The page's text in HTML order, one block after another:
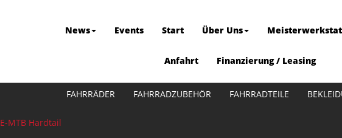
News Events Start Über Uns
Anfahrt Finanzierung / Leasing
FAHRRÄDER FAHRRADZUBEHÖR FAHRRADTEILE
E-MTB Hardtail